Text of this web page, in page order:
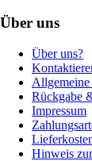
Über uns
Über uns?
Allgemeine
Rückgabe
Impressum
Hinweis